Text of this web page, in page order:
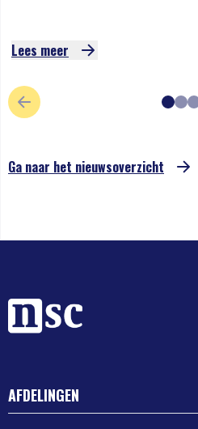
Lees meer
VORIGE SLIDE
Ga naar het nieuwsoverzicht
AFDELINGEN